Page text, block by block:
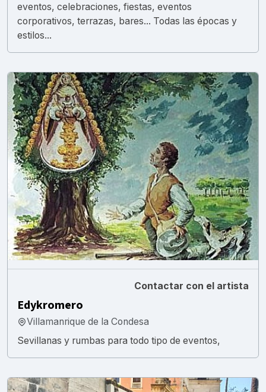
eventos, celebraciones, fiestas, eventos
corporativos, terrazas, bares... Todas las épocas y
estilos...
Contactar con el artista
Edykromero
Villamanrique de la Condesa
Sevillanas y rumbas para todo tipo de eventos,